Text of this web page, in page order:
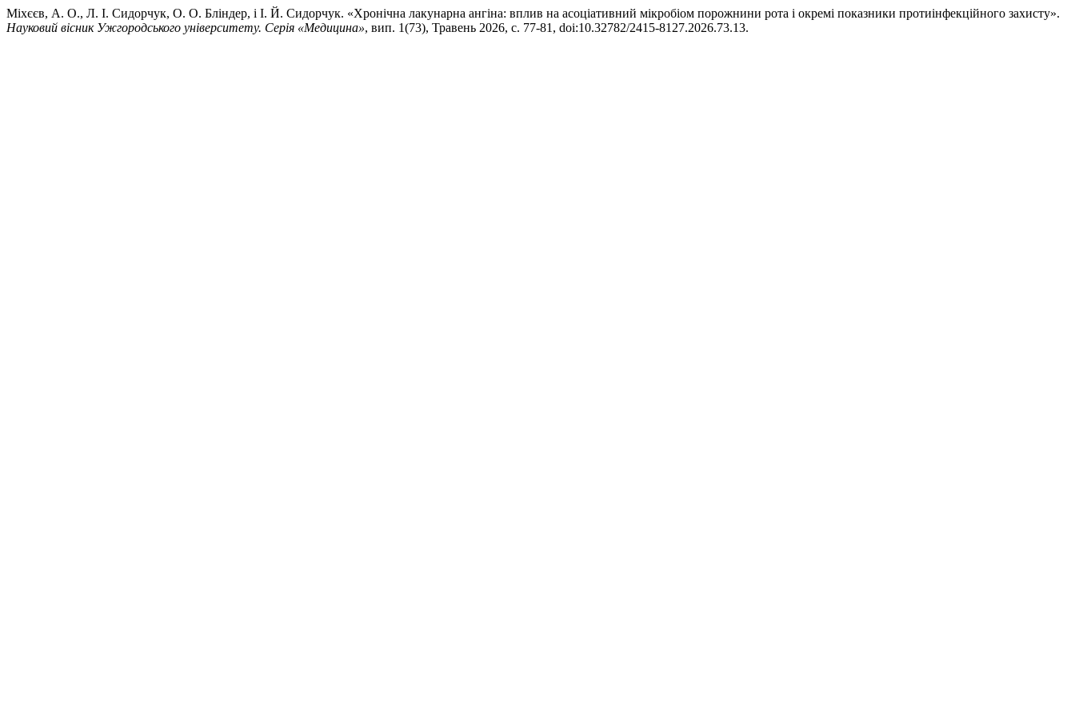
Міхєєв, А. О., Л. І. Сидорчук, О. О. Бліндер, і І. Й. Сидорчук. «Хронічна лакунарна ангіна: вплив на асоціативний мікробіом порожнини рота і окремі показники протиінфекційного захисту».
Науковий вісник Ужгородського університету. Серія «Медицина», вип. 1(73), Травень 2026, с. 77-81, doi:10.32782/2415-8127.2026.73.13.